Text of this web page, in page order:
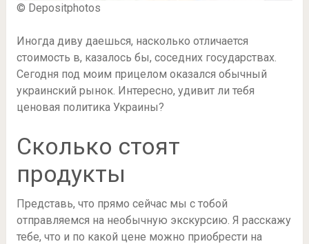
© Depositphotos
Иногда диву даешься, насколько отличается
стоимость в, казалось бы, соседних государствах.
Сегодня под моим прицелом оказался обычный
украинский рынок. Интересно, удивит ли тебя
ценовая политика Украины?
Сколько стоят
продукты
Представь, что прямо сейчас мы с тобой
отправляемся на необычную экскурсию. Я расскажу
тебе, что и по какой цене можно приобрести на